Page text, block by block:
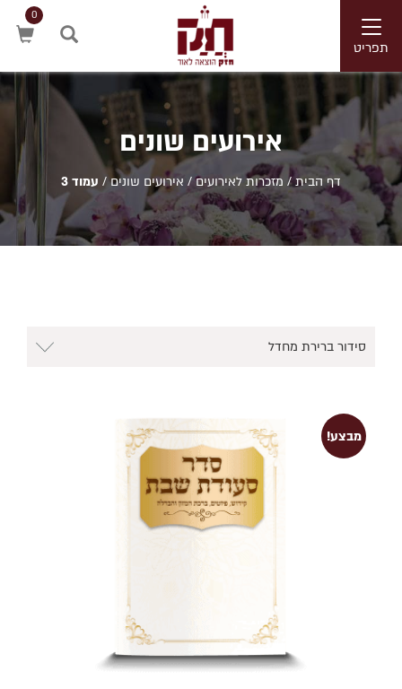
Toggle
navigationתפריט
0
אירועים שונים
דף הבית/ מזכרות לאירועים/ אירועים שונים/ עמוד 3
מבצע!